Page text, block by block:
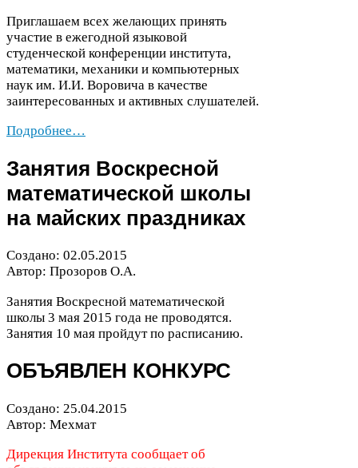
Приглашаем всех желающих принять
участие в ежегодной языковой
студенческой конференции института,
математики, механики и компьютерных
наук им. И.И. Воровича в качестве
заинтересованных и активных слушателей.
Подробнее…
Занятия Воскресной
математической школы
на майских праздниках
Создано: 02.05.2015
Автор: Прозоров О.А.
Занятия Воскресной математической
школы 3 мая 2015 года не проводятся.
Занятия 10 мая пройдут по расписанию.
ОБЪЯВЛЕН КОНКУРС
Создано: 25.04.2015
Автор: Мехмат
Дирекция Института сообщает об